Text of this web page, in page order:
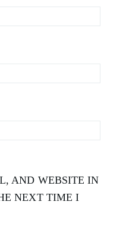
AND WEBSITE IN
NEXT TIME I